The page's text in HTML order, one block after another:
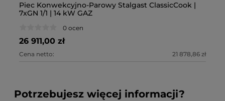
Piec Konwekcyjno-Parowy Stalgast ClassicCook |
7xGN 1/1 | 14 kW GAZ
0 ocen
26 911,00 zł
Cena netto: 21 878,86 zł
Potrzebujesz więcej informacji?